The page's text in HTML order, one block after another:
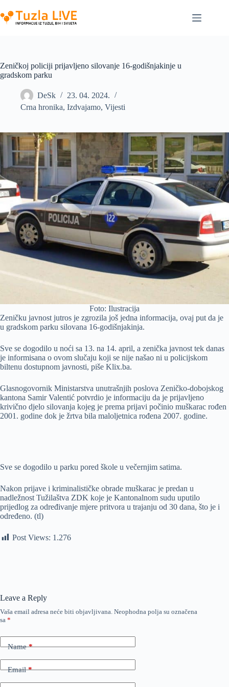
to
content
Zeničkoj policiji prijavljeno silovanje 16-godišnjakinje u
gradskom parku
DeSk
23. 04. 2024.
Crna hronika, Izdvajamo, Vijesti
Foto: Ilustracija
Zeničku javnost jutros je zgrozila još jedna informacija, ovaj put da je
u gradskom parku silovana 16-godišnjakinja.
Sve se dogodilo u noći sa 13. na 14. april, a zenička javnost tek danas
je informisana o ovom slučaju koji se nije našao ni u policijskom
biltenu dostupnom javnosti, piše Klix.ba.
Glasnogovornik Ministarstva unutrašnjih poslova Zeničko-dobojskog
kantona Samir Valentić potvrdio je informaciju da je prijavljeno
krivično djelo silovanja kojeg je prema prijavi počinio muškarac rođen
2001. godine dok je žrtva bila maloljetnica rođena 2007. godine.
Sve se dogodilo u parku pored škole u večernjim satima.
Nakon prijave i kriminalističke obrade muškarac je predan u
nadležnost Tužilaštva ZDK koje je Kantonalnom sudu uputilo
prijedlog za određivanje mjere pritvora u trajanju od 30 dana, što je i
određeno. (tl)
Post Views: 1.276
Leave a Reply
Vaša email adresa neće biti objavljivana. Neophodna polja su označena
sa *
Name*
Email*